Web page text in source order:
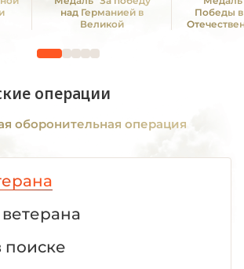
над Германией в
Великой
1941 -1945 гг."
Победы
операции
оборонительная операция